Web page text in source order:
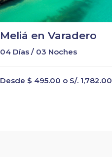
Meliá en Varadero
04 Días / 03 Noches
Desde $ 495.00 o S/. 1,782.00